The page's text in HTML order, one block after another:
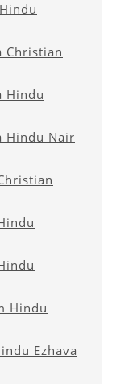
Christian
Hindu
Hindu Nair
Hindu
Ezhava